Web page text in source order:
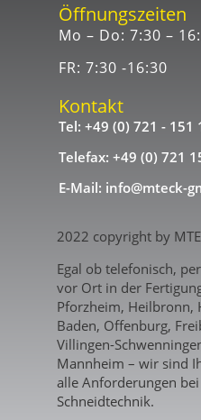
Öffnungszeiten
Mo – Do: 7:30 –
FR: 7:30 -16:30
Kontakt
Tel: +49 (0) 721 - 151
Telefax: +49 (0) 721
E-Mail: info@mteck-
2022 copyright by
Egal ob telefonisch,
vor Ort in der
Pforzheim, Heilbronn,
Baden, Offenburg,
Villingen-
Mannheim – wir sind
alle Anforderungen
Schneidtechnik.